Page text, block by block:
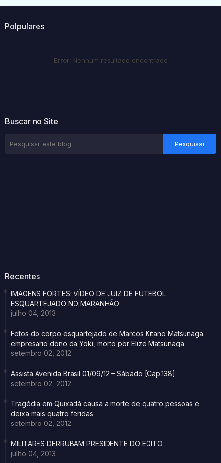
Polpulares
Error: Nenhum resultado encontrado
Buscar no Site
Recentes
IMAGENS FORTES: VÍDEO DE JUIZ DE FUTEBOL
ESQUARTEJADO NO MARANHÃO
julho 04, 2013
Fotos do corpo esquartejado de Marcos Kitano Matsunaga
empresario dono da Yoki, morto por Elize Matsunaga
setembro 02, 2012
Assista Avenida Brasil 01/09/12 – Sábado [Cap.138]
setembro 02, 2012
Tragédia em Quixadá causa a morte de quatro pessoas e
deixa mais quatro feridas
setembro 02, 2012
MILITARES DERRUBAM PRESIDENTE DO EGITO
julho 04, 2013